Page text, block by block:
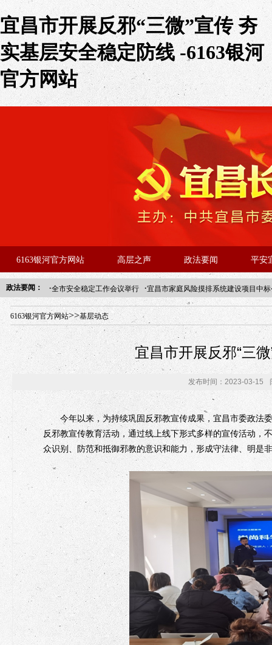
宜昌市开展反邪“三微”宣传 夯
实基层安全稳定防线 -6163银河
官方网站
6163银河官方网站 高层之声 政法要闻 平安
政法要闻： ·全市安全稳定工作会议举行 ·宜昌市家庭风险摸排系统建设项目中
年“招才兴业”事业单位人才引进·北京站人民大学入校工作提醒
6163银河官方网站>>基层动态
宜昌市开展反邪“三
发布时间：2023-03-15
今年以来，为持续巩固反邪教宣传成果，宜昌市委政法委
反邪教宣传教育活动，通过线上线下形式多样的宣传活动，
众识别、防范和抵御邪教的意识和能力，形成守法律、明是